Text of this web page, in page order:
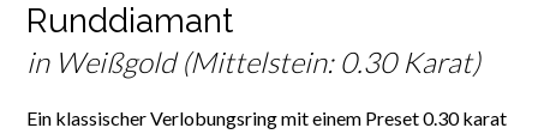
Runddiamant
in Weißgold (Mittelstein: 0.30 Karat)
Ein klassischer Verlobungsring mit einem Preset 0.30 karat